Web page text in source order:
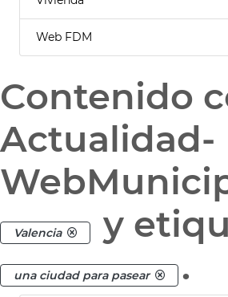
Web FDM
Contenido
Actualidad-
Valencia y
una ciudad para pasear .